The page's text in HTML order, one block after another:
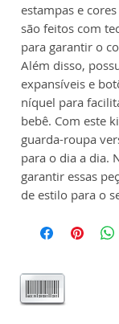
estampas e
são feitos com
para garantir o
Além disso,
expansíveis e
níquel para
bebê. Com este
guarda-roupa
para o dia a dia.
garantir essas
de estilo para o